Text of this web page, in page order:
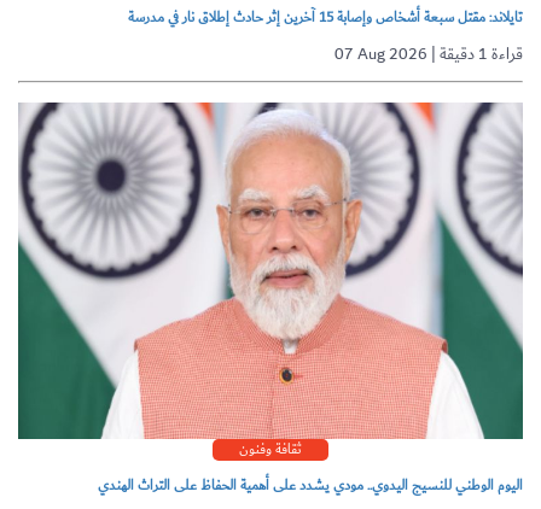
تايلاند: مقتل سبعة أشخاص وإصابة 15 آخرين إثر حادث إطلاق نار في مدرسة
07 Aug 2026 | قراءة 1 دقيقة
ثقافة وفنون
اليوم الوطني للنسيج اليدوي.. مودي يشدد على أهمية الحفاظ على التراث الهندي